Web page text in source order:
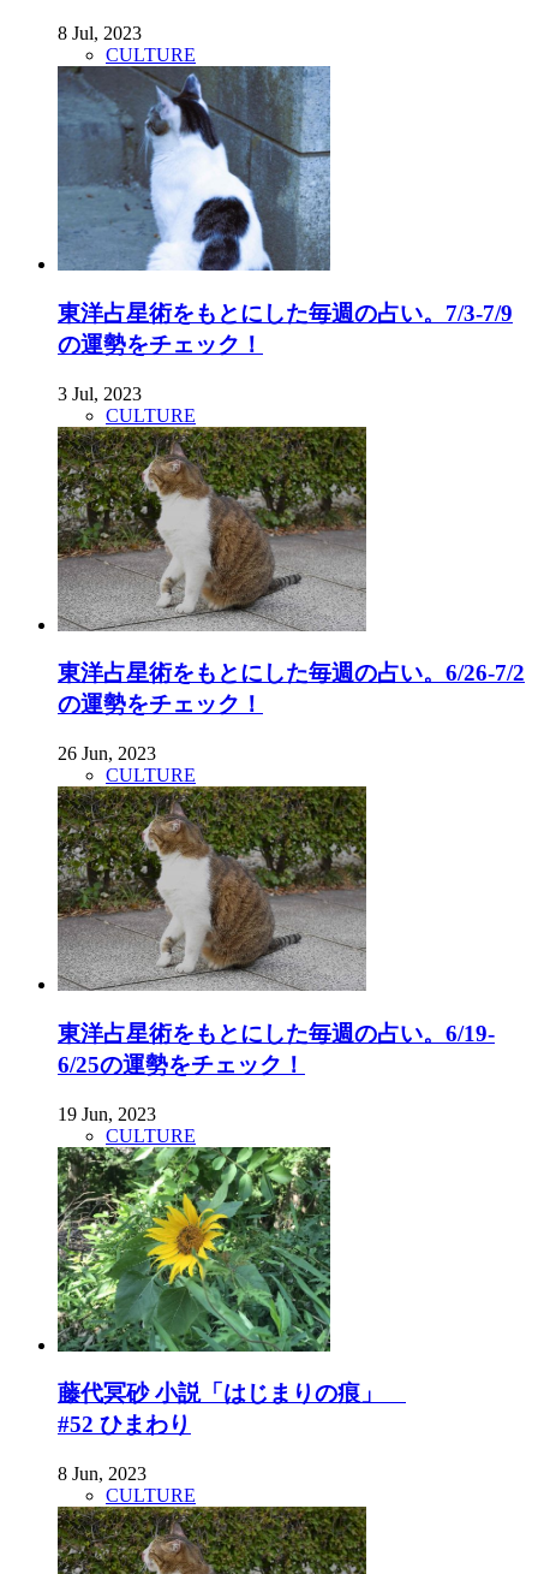
8 Jul, 2023
CULTURE
東洋占星術をもとにした毎週の占い。7/3-7/9
の運勢をチェック！
3 Jul, 2023
CULTURE
東洋占星術をもとにした毎週の占い。6/26-7/2
の運勢をチェック！
26 Jun, 2023
CULTURE
東洋占星術をもとにした毎週の占い。6/19-
6/25の運勢をチェック！
19 Jun, 2023
CULTURE
藤代冥砂 小説「はじまりの痕」
#52 ひまわり
8 Jun, 2023
CULTURE